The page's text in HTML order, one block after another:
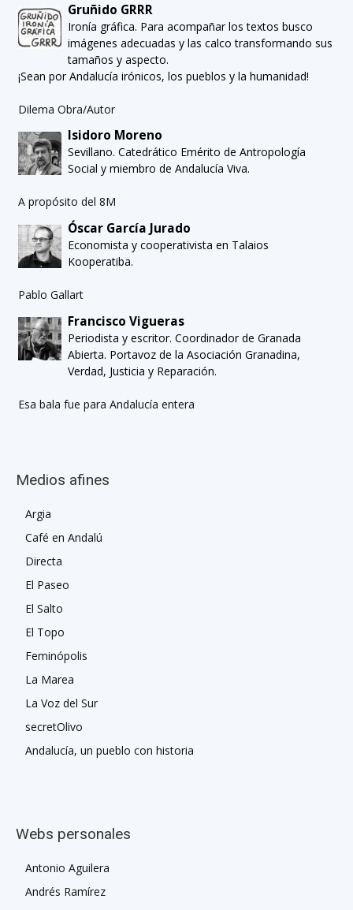
Gruñido GRRR
Ironía gráfica. Para acompañar los textos busco
imágenes adecuadas y las calco transformando sus
tamaños y aspecto.
¡Sean por Andalucía irónicos, los pueblos y la humanidad!
Dilema Obra/Autor
Isidoro Moreno
Sevillano. Catedrático Emérito de Antropología
Social y miembro de Andalucía Viva.
A propósito del 8M
Óscar García Jurado
Economista y cooperativista en Talaios
Kooperatiba.
Pablo Gallart
Francisco Vigueras
Periodista y escritor. Coordinador de Granada
Abierta. Portavoz de la Asociación Granadina,
Verdad, Justicia y Reparación.
Esa bala fue para Andalucía entera
Medios afines
Argia
Café en Andalú
Directa
El Paseo
El Salto
El Topo
Feminópolis
La Marea
La Voz del Sur
secretOlivo
Andalucía, un pueblo con historia
Webs personales
Antonio Aguilera
Andrés Ramírez